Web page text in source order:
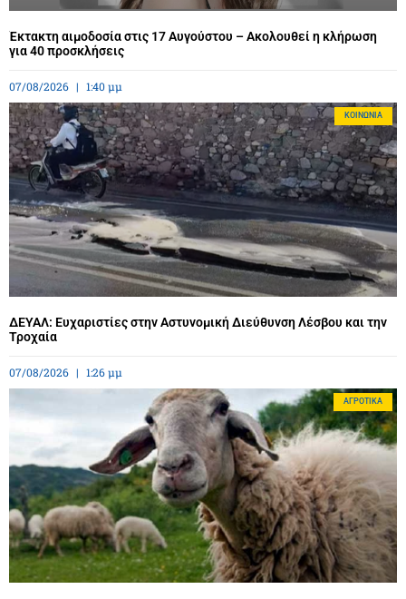
Έκτακτη αιμοδοσία στις 17 Αυγούστου – Ακολουθεί η κλήρωση
για 40 προσκλήσεις
07/08/2026 1:40 μμ
ΚΟΙΝΩΝΊΑ
ΔΕΥΑΛ: Ευχαριστίες στην Αστυνομική Διεύθυνση Λέσβου και την
Τροχαία
07/08/2026 1:26 μμ
ΑΓΡΟΤΙΚΆ